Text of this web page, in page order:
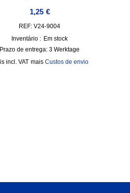
1,25 €
REF: V24-9004
Inventário : Em stock
Prazo de entrega:3 Werktage
incl. VAT maisCustos de envio